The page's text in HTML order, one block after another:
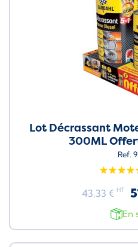
Lot Décrassant
300ML
Ref.
43,33 € HT
En